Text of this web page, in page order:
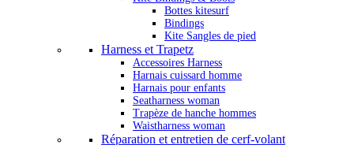
Bottes kitesurf
Bindings
Kite Sangles de pied
Harness et Trapetz
Accessoires Harness
Harnais cuissard homme
Harnais pour enfants
Seatharness woman
Trapèze de hanche hommes
Waistharness woman
Réparation et entretien de cerf-volant